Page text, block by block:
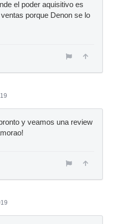
el poder aquisitivo es
porque Denon se lo
y veamos una review